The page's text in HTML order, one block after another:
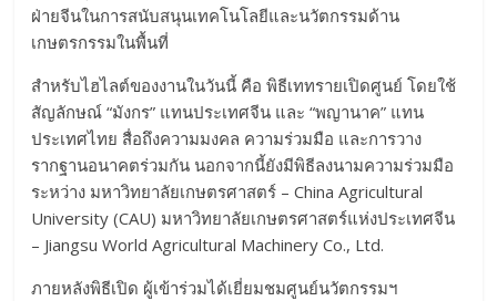
ฝ่ายจีนในการสนับสนุนเทคโนโลยีและนวัตกรรมด้าน
เกษตรกรรมในพื้นที่
สำหรับไฮไลต์ของงานในวันนี้ คือ พิธีเททรายเปิดศูนย์ โดยใช้
สัญลักษณ์ “มังกร” แทนประเทศจีน และ “พญานาค” แทน
ประเทศไทย สื่อถึงความมงคล ความร่วมมือ และการวาง
รากฐานอนาคตร่วมกัน นอกจากนี้ยังมีพิธีลงนามความร่วมมือ
ระหว่าง มหาวิทยาลัยเกษตรศาสตร์ – China Agricultural
University (CAU) มหาวิทยาลัยเกษตรศาสตร์แห่งประเทศจีน
– Jiangsu World Agricultural Machinery Co., Ltd.
ภายหลังพิธีเปิด ผู้เข้าร่วมได้เยี่ยมชมศูนย์นวัตกรรมฯ